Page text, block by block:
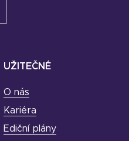
UŽITEČNÉ
O nás
Kariéra
Ediční plány